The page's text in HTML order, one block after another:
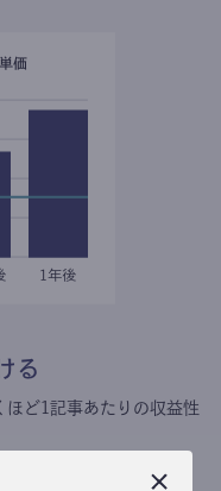
る
ほど1記事あたりの収益性